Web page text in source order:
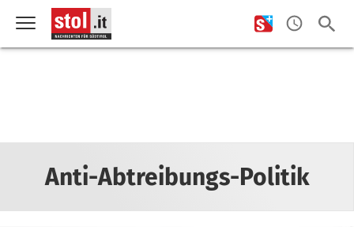
Anti-Abtreibungs-Politik